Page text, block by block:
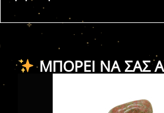
ΜΠΟΡΕΊ ΝΑ ΣΑΣ